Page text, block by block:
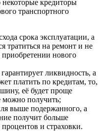
кредиторы
транспортного
срока эксплуатации, а
тратиться на ремонт и не
нового
ликвидность, а
платить по кредитам, то,
её будет проще
можно получить;
выше подержанного, а
получит больше
и страховки.